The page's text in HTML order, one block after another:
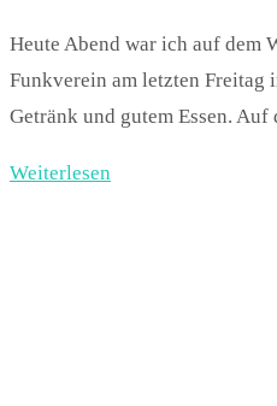
Heute Abend war ich auf dem
Funkverein am letzten Freitag
Getränk und gutem Essen.
Weiterlesen